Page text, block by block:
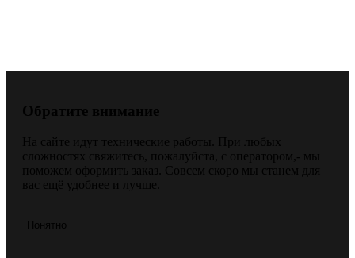
Обратите внимание
На сайте идут технические работы. При любых
сложностях свяжитесь, пожалуйста, с оператором,- мы
поможем оформить заказ. Совсем скоро мы станем для
вас ещё удобнее и лучше.
Понятно